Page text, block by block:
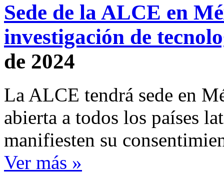
Sede de la ALCE en
investigación de
de 2024
La ALCE tendrá sede en
abierta a todos los países
manifiesten su
Ver más »